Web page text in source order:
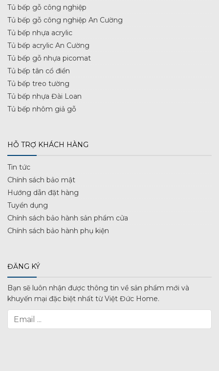
Tủ bếp gỗ công nghiệp
Tủ bếp gỗ công nghiệp An Cường
Tủ bếp nhựa acrylic
Tủ bếp acrylic An Cường
Tủ bếp gỗ nhựa picomat
Tủ bếp tân cổ điển
Tủ bếp treo tường
Tủ bếp nhựa Đài Loan
Tủ bếp nhôm giả gỗ
HỖ TRỢ KHÁCH HÀNG
Tin tức
Chính sách bảo mật
Hướng dẫn đặt hàng
Tuyển dụng
Chính sách bảo hành sản phẩm cửa
Chính sách bảo hành phụ kiện
ĐĂNG KÝ
Bạn sẽ luôn nhận được thông tin về sản phẩm mới và
khuyến mại đặc biệt nhất từ Việt Đức Home.